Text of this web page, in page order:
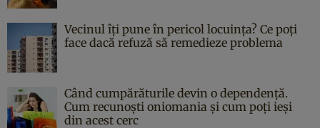
Vecinul îți pune în pericol locuința? Ce poți
face dacă refuză să remedieze problema
Când cumpărăturile devin o dependență.
Cum recunoști oniomania și cum poți ieși
din acest cerc